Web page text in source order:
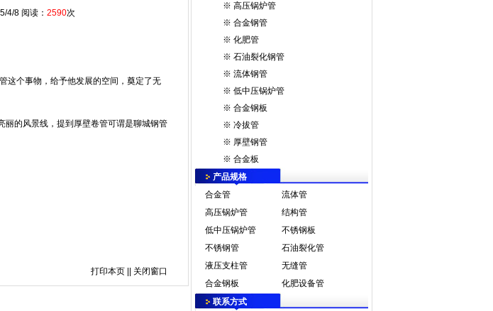
4/8 阅读： 2590次
这个事物，给予他发展的空间，奠定了无
的风景线，提到厚壁卷管可谓是聊城钢管
打印本页|| 关闭窗口
※ 高压锅炉管
※ 合金钢管
※ 化肥管
※ 石油裂化钢管
※ 流体钢管
※ 低中压锅炉管
※ 合金钢板
※ 冷拔管
※ 厚壁钢管
※ 合金板
产品规格
合金管
高压锅炉管
低中压锅炉管
不锈钢管
液压支柱管
合金钢板
流体管
结构管
不锈钢板
石油裂化管
无缝管
化肥设备管
联系方式